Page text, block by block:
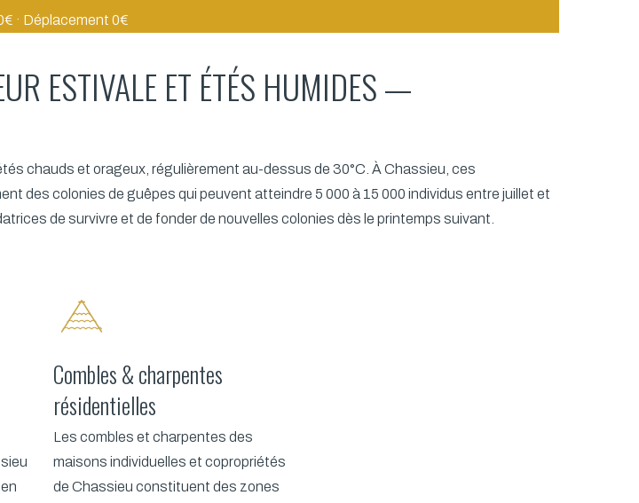
· Déplacement 0€
ESTIVALE ET ÉTÉS HUMIDES —
chauds et orageux, régulièrement au-dessus de 30°C. À Chassieu, ces
des colonies de guêpes qui peuvent atteindre 5 000 à 15 000 individus entre juillet et
de survivre et de fonder de nouvelles colonies dès le printemps suivant.
Combles & charpentes
résidentielles
Les combles et charpentes des
maisons individuelles et copropriétés
de Chassieu constituent des zones